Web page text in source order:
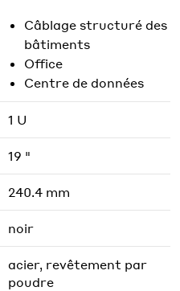
Câblage structuré des
bâtiments
Office
Centre de données
1 U
19 "
240.4 mm
noir
acier, revêtement par
poudre